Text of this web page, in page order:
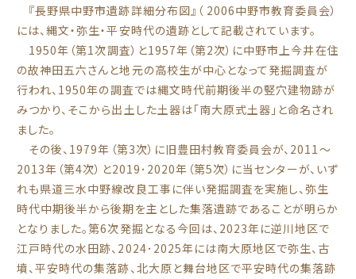
『長野県中野市遺跡詳細分布図』（ 2006中野市教育委員会）
には、縄文・弥生・平安時代の遺跡として記載されています。
1950年（第1次調査）と1957年（第2次）に中野市上今井在住
の故神田五六さんと地元の高校生が中心となって発掘調査が
行われ、1950年の調査では縄文時代前期後半の竪穴建物跡が
みつかり、そこから出土した土器は「南大原式土器」と命名され
ました。
その後、1979年（第3次）に旧豊田村教育委員会が、2011～
2013年（第4次）と2019･2020年（第5次）に当センターが、いず
れも県道三水中野線改良工事に伴い発掘調査を実施し、弥生
時代中期後半から後期を主とした集落遺跡であることが明らか
となりました。第6次発掘となる今回は、2023年に逆川地区で
江戸時代の水田跡、2024･2025年には南大原地区で弥生、古
墳、平安時代の集落跡、北大原と舞台地区で平安時代の集落跡